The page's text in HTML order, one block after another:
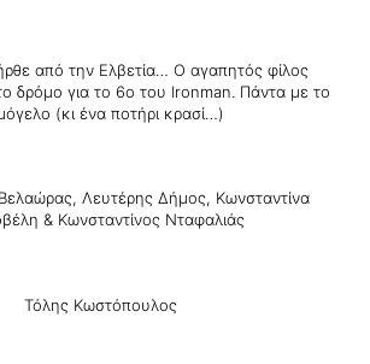
από την Ελβετία… Ο αγαπητός φίλος
δρόμο για το 6ο του Ironman. Πάντα με το
(κι ένα ποτήρι κρασί…)
Λευτέρης Δήμος, Κωνσταντίνα
& Κωνσταντίνος Νταφαλιάς
Τόλης Κωστόπουλος